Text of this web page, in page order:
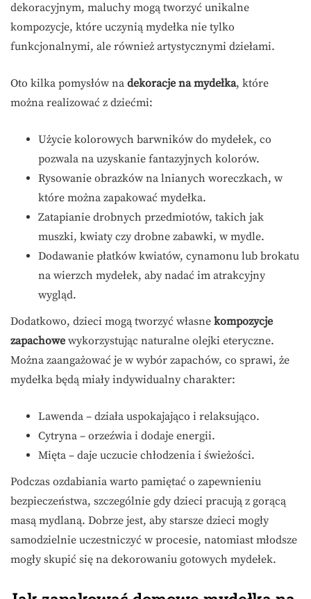
dekoracyjnym, maluchy mogą tworzyć unikalne
kompozycje, które uczynią mydełka nie tylko
funkcjonalnymi, ale również artystycznymi dziełami.
Oto kilka pomysłów na dekoracje na mydełka, które
można realizować z dziećmi:
Użycie kolorowych barwników do mydełek, co
pozwala na uzyskanie fantazyjnych kolorów.
Rysowanie obrazków na lnianych woreczkach, w
które można zapakować mydełka.
Zatapianie drobnych przedmiotów, takich jak
muszki, kwiaty czy drobne zabawki, w mydle.
Dodawanie płatków kwiatów, cynamonu lub brokatu
na wierzch mydełek, aby nadać im atrakcyjny
wygląd.
Dodatkowo, dzieci mogą tworzyć własne kompozycje
zapachowe wykorzystując naturalne olejki eteryczne.
Można zaangażować je w wybór zapachów, co sprawi, że
mydełka będą miały indywidualny charakter:
Lawenda – działa uspokajająco i relaksująco.
Cytryna – orzeźwia i dodaje energii.
Mięta – daje uczucie chłodzenia i świeżości.
Podczas ozdabiania warto pamiętać o zapewnieniu
bezpieczeństwa, szczególnie gdy dzieci pracują z gorącą
masą mydlaną. Dobrze jest, aby starsze dzieci mogły
samodzielnie uczestniczyć w procesie, natomiast młodsze
mogły skupić się na dekorowaniu gotowych mydełek.